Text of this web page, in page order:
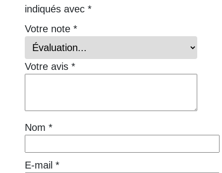
indiqués avec *
Votre note *
Votre avis *
Nom *
E-mail *